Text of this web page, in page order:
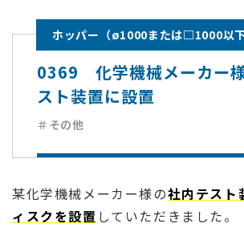
ホッパー（ø1000または□1000以下
0369 化学機械メーカー
スト装置に設置
＃その他
某化学機械メーカー様の社内テスト
ィスクを設置 していただきました。